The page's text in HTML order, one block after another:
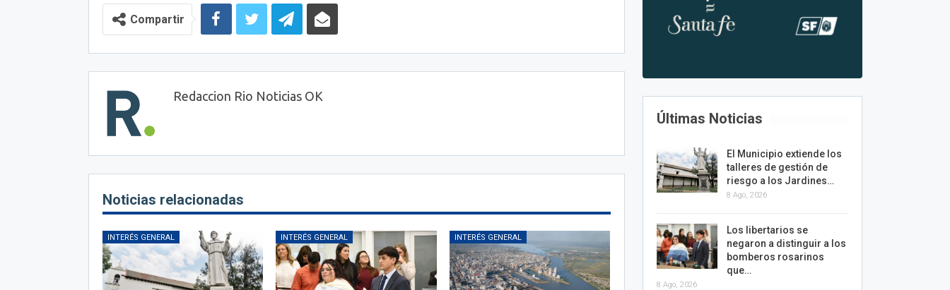
Compartir
Redaccion Rio Noticias OK
Noticias relacionadas
INTERÉS GENERAL INTERÉS GENERAL INTERÉS GENERAL
Últimas Noticias
El Municipio extiende los
talleres de gestión de
riesgo a los Jardines…
8 Ago, 2026
Los libertarios se
negaron a distinguir a los
bomberos rosarinos
que…
8 Ago, 2026